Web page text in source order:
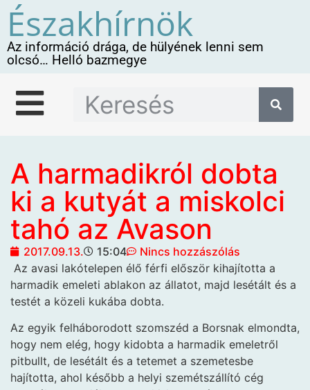
Északhírnök
Az információ drága, de hülyének lenni sem
olcsó… Helló bazmegye
A harmadikról dobta
ki a kutyát a miskolci
tahó az Avason
2017.09.13. 15:04
Nincs hozzászólás
Az avasi lakótelepen élő férfi először kihajította a
harmadik emeleti ablakon az állatot, majd lesétált és a
testét a közeli kukába dobta.
Az egyik felháborodott szomszéd a Borsnak elmondta,
hogy nem elég, hogy kidobta a harmadik emeletről
pitbullt, de lesétált és a tetemet a szemetesbe
hajította, ahol később a helyi szemétszállító cég